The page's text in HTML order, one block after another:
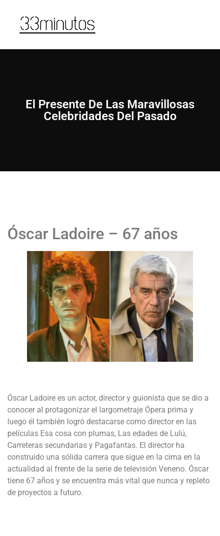
El Presente De Las Maravillosas
Celebridades Del Pasado
Óscar Ladoire – 67 años
Óscar Ladoire es un actor, director y guionista que se dio a
conocer al protagonizar el largometraje Ópera prima y
luego él también logró destacarse como director en las
películas Esa cosa con plumas, Las edades de Lulú,
Carreteras secundarias y Pagafantas. El director ha
construido una sólida carrera que sigue en la cima en la
actualidad al frente de la serie de televisión Veneno. Óscar
tiene 67 años y se encuentra más vital que nunca y repleto
de proyectos a futuro.